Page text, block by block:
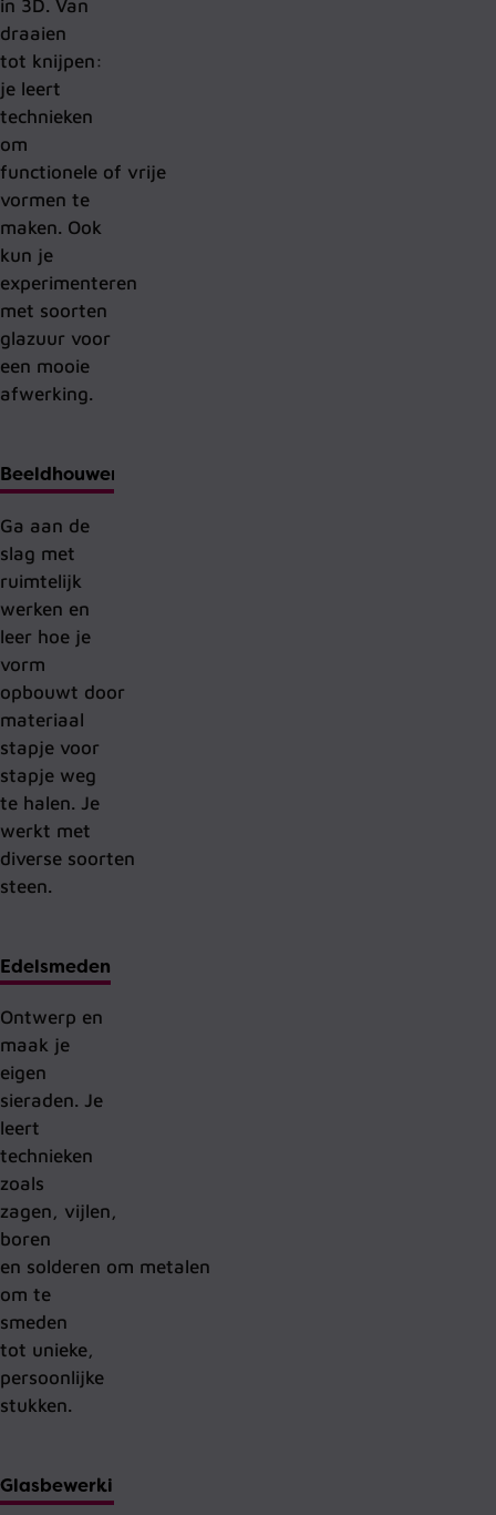
in 3D. Van
draaien
tot knijpen:
je leert
technieken
om
functionele of vrije
vormen te
maken. Ook
kun je
experimenteren
met soorten
glazuur voor
een mooie
afwerking.
Beeldhouwen
Ga aan de
slag met
ruimtelijk
werken en
leer hoe je
vorm
opbouwt door
materiaal
stapje voor
stapje weg
te halen. Je
werkt met
diverse soorten
steen.
Edelsmeden
Ontwerp en
maak je
eigen
sieraden. Je
leert
technieken
zoals
zagen, vijlen,
boren
en solderen om metalen
om te
smeden
tot unieke,
persoonlijke
stukken.
Glasbewerking